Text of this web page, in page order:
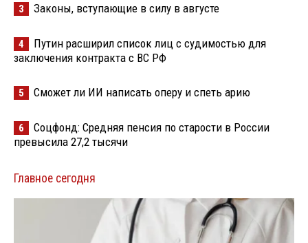
3 Законы, вступающие в силу в августе
4
Путин расширил список лиц с судимостью для
заключения контракта с ВС РФ
5 Сможет ли ИИ написать оперу и спеть арию
6
Соцфонд: Средняя пенсия по старости в России
превысила 27,2 тысячи
Главное сегодня